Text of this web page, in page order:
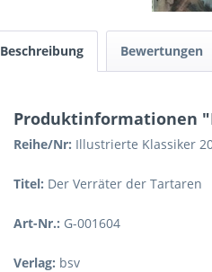
Beschreibung Bewertungen
Produktinformationen
Reihe/Nr: Illustrierte Klassiker
Titel: Der Verräter der Tartaren
Art-Nr.: G-001604
Verlag: bsv